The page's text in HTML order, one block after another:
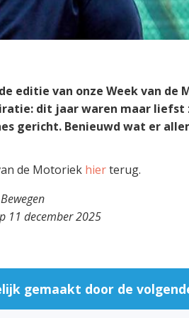
editie van onze Week van de
dit jaar waren maar liefst
gericht. Benieuwd wat er
de Motoriek hierterug.
11 december 2025
gemaakt door de